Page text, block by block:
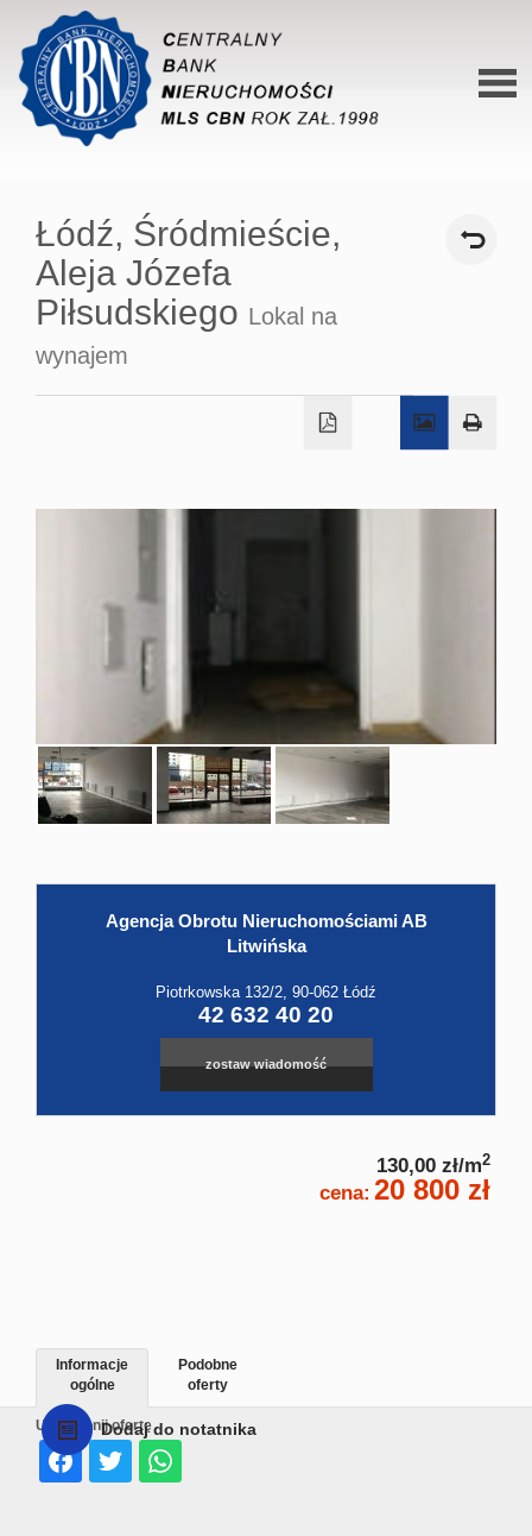
O
Łódź, Śródmieście,
Aleja Józefa
Piłsudskiego Lokal na
wynajem
Agencja Obrotu Nieruchomościami AB
Litwińska
Piotrkowska 132/2, 90-062 Łódź
42 632 40 20
zostaw wiadomość
130,00 zł/m2
cena: 20 800 zł
Dodaj do notatnika
Udostępnij ofertę
Informacje
ogólne
Podobne
oferty